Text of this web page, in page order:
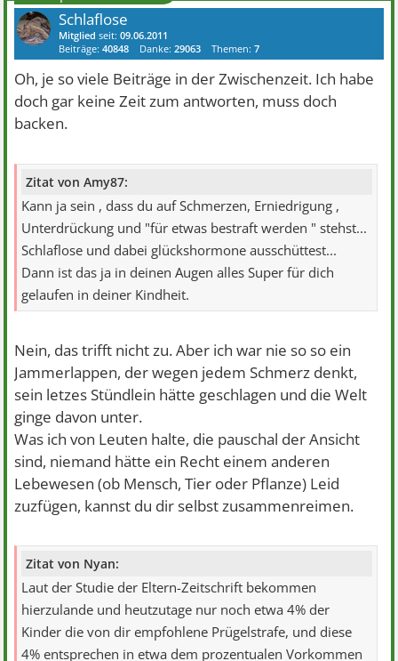
Schlaflose
Mitglied seit:09.06.2011
Beiträge:40848 Danke:29063 Themen:7
Oh, je so viele Beiträge in der Zwischenzeit. Ich habe
doch gar keine Zeit zum antworten, muss doch
backen.
Zitat von Amy87:
Kann ja sein , dass du auf Schmerzen, Erniedrigung ,
Unterdrückung und "für etwas bestraft werden " stehst...
Schlaflose und dabei glückshormone ausschüttest...
Dann ist das ja in deinen Augen alles Super für dich
gelaufen in deiner Kindheit.
Nein, das trifft nicht zu. Aber ich war nie so so ein
Jammerlappen, der wegen jedem Schmerz denkt,
sein letzes Stündlein hätte geschlagen und die Welt
ginge davon unter.
Was ich von Leuten halte, die pauschal der Ansicht
sind, niemand hätte ein Recht einem anderen
Lebewesen (ob Mensch, Tier oder Pflanze) Leid
zuzfügen, kannst du dir selbst zusammenreimen.
Zitat von Nyan:
Laut der Studie der Eltern-Zeitschrift bekommen
hierzulande und heutzutage nur noch etwa 4% der
Kinder die von dir empfohlene Prügelstrafe, und diese
4% entsprechen in etwa dem prozentualen Vorkommen